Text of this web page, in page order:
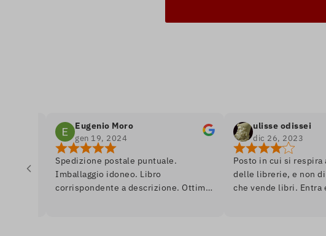
Eugenio Moro
gen 19, 2024
Spedizione postale puntuale.
Imballaggio idoneo. Libro
corrispondente a descrizione. Ottimo.
ulisse odissei
dic 26, 2023
Posto in cui si respira
delle librerie, e non di una
che vende libri. Entra e